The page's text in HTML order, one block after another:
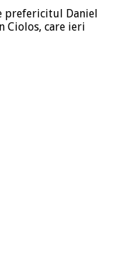
prefericitul Daniel
Ciolos, care ieri